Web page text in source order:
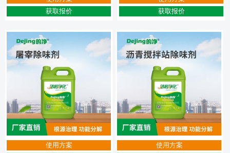
获取报价
获取报价
使用方案
使用方案